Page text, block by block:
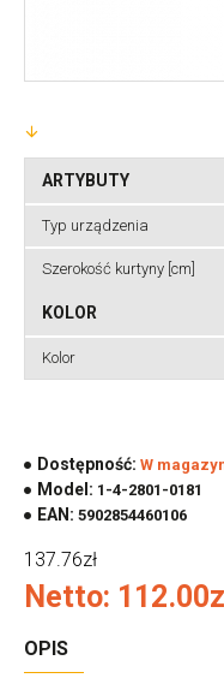
ARTYBUTY
Typ urządzenia
Szerokość kurtyny [cm]
KOLOR
Kolor
Dostępność: W
Model: 1-4-2801-0181
EAN: 5902854460106
137.76zł
Netto:
OPIS